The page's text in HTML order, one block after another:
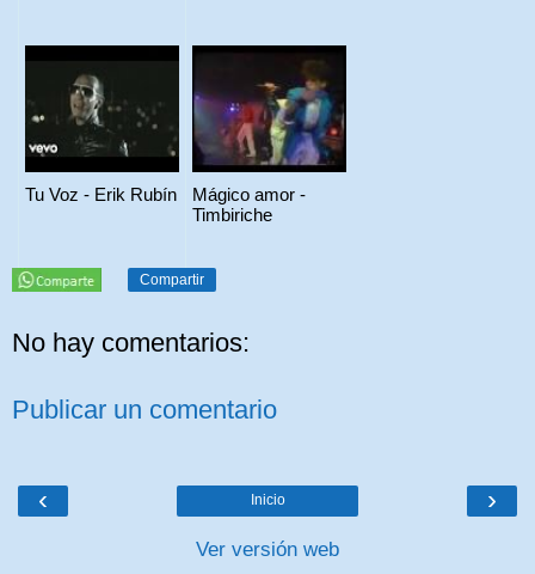
Tu Voz - Erik Rubín
Mágico amor -
Timbiriche
Compartir
No hay comentarios:
Publicar un comentario
‹ ›
Inicio
Ver versión web